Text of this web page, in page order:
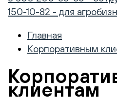
150-10-82 - для
Главная
Корпоративным
клиентам